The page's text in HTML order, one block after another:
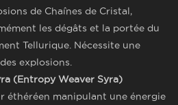
de Chaînes de Cristal,
les dégâts et la portée du
Tellurique. Nécessite une
explosions.
(Entropy Weaver Syra)
éthéréen manipulant une énergie